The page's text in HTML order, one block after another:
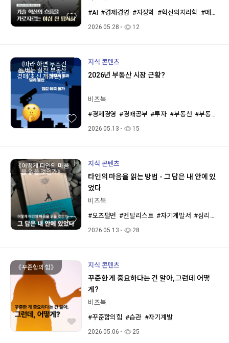
#AI #경제경영 #지정학 #혁신의지리학 #메흐란굴
2026.05.28 12
《따라 하면 무조건
돈 버는 실전 부동산
경매(최신 개정판)》
지식 콘텐츠
2026년 부동산 시장 근황?
비즈북
#경제경영 #경매공부 #투자 #부동산 #부동산투자
2026.05.13 15
《어떻게 타인의 마음
을 읽을 것인가》
지식 콘텐츠
타인의 마음을 읽는 방법 - 그 답은 내 안에 있
었다
비즈북
#오즈펄먼 #멘탈리스트 #자기계발서 #심리기술
2026.05.13 28
《꾸준함의 힘》 지식 콘텐츠
꾸준한 게 중요하다는 건 알아, 그런데 어떻
게?
비즈북
#꾸준함의힘 #습관 #자기계발
2026.05.06 25